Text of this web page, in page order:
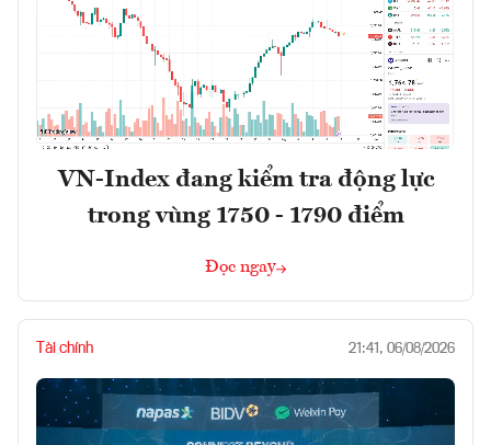
VN-Index đang kiểm tra động lực
trong vùng 1750 - 1790 điểm
Đọc ngay
Tài chính 21:41, 06/08/2026